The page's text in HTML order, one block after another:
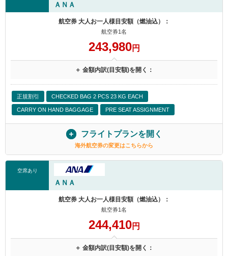
ＡＮＡ
航空券 大人お一人様目安額（燃油込）：
航空券1名
243,980円
＋ 金額内訳(目安額)を開く：
正規割引 CHECKED BAG 2 PCS 23 KG EACH
CARRY ON HAND BAGGAGE PRE SEAT ASSIGNMENT
フライトプランを開く
海外航空券の変更はこちらから
空席あり
ＡＮＡ
航空券 大人お一人様目安額（燃油込）：
航空券1名
244,410円
＋ 金額内訳(目安額)を開く：